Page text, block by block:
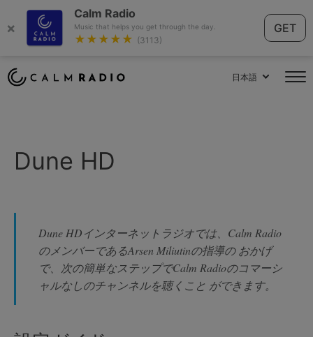
×
Calm Radio
Music that helps you get through the day.
★★★★★ (3113)
GET
日本語
Dune HD
Dune HDインターネットラジオでは、Calm Radio
のメンバーであるArsen Miliutinの指導の おかげ
で、次の簡単なステップでCalm Radioのコマーシ
ャルなしのチャンネルを聴くこと ができます。